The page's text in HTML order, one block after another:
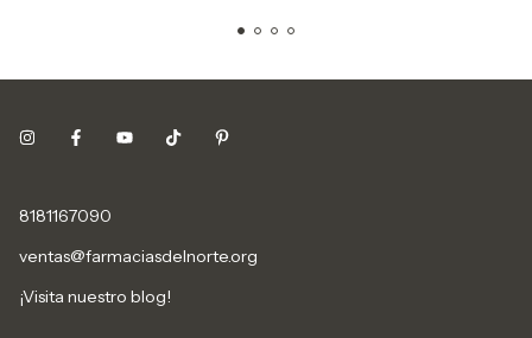
8181167090
ventas@farmaciasdelnorte.org
¡Visita nuestro blog!